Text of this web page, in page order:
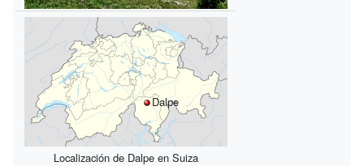
Dalpe
Localización de Dalpe en Suiza